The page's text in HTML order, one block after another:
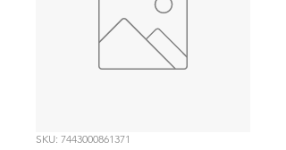
SKU: 7443000861371